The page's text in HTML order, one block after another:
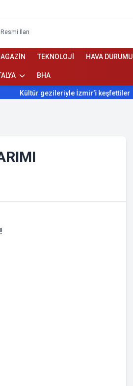
Resmi İlan
TEKNOLOJİ HAVA DURUMU
BHA
Kültür gezileriyle İzmir’i keşfettiler